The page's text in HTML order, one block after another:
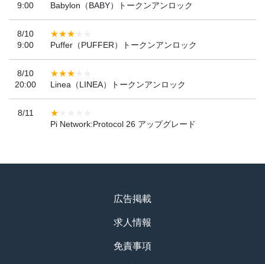
9:00
Babylon（BABY）トークンアンロック
8/10
9:00
Puffer（PUFFER）トークンアンロック
8/10
20:00
Linea（LINEA）トークンアンロック
8/11
Pi Network:Protocol 26 アップグレード
広告掲載
求人情報
免責事項